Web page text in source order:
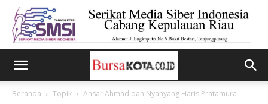
Beranda Topik Ansar Ahmad dan Nyanyang Haris Pratamura